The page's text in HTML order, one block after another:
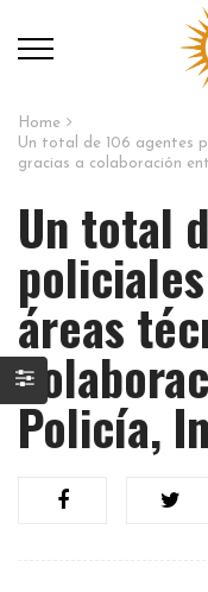
Home
Un total de 106 agentes
gracias a colaboración
Un total
áreas
Policía,